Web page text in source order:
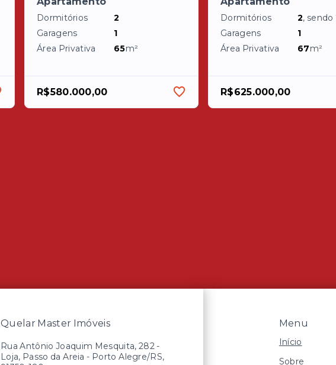
Dormitórios
2
Garagens
1
Área Privativa
65m²
R$580.000,00
Dormitórios 2, sendo
Garagens
1
Área Privativa
67m²
R$625.000,00
Menu
Início
Sobre
Quelar Master Imóveis
Rua Antônio Joaquim Mesquita, 282 -
Loja, Passo da Areia - Porto Alegre/RS,